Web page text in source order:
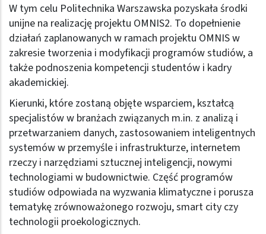
W tym celu Politechnika Warszawska pozyskała środki
unijne na realizację projektu OMNIS2. To dopełnienie
działań zaplanowanych w ramach projektu OMNIS w
zakresie tworzenia i modyfikacji programów studiów, a
także podnoszenia kompetencji studentów i kadry
akademickiej.
Kierunki, które zostaną objęte wsparciem, kształcą
specjalistów w branżach związanych m.in. z analizą i
przetwarzaniem danych, zastosowaniem inteligentnych
systemów w przemyśle i infrastrukturze, internetem
rzeczy i narzędziami sztucznej inteligencji, nowymi
technologiami w budownictwie. Część programów
studiów odpowiada na wyzwania klimatyczne i porusza
tematykę zrównoważonego rozwoju, smart city czy
technologii proekologicznych.